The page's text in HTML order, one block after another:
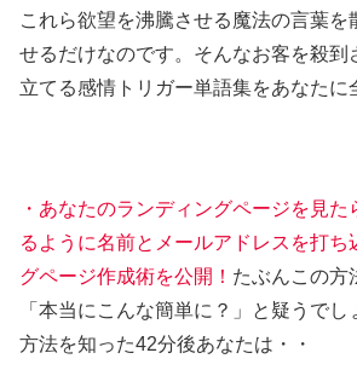
これら欲望を沸騰させる魔法の言葉を
せるだけなのです。そんなお客を殺到
立てる感情トリガー単語集をあなたに
・あなたのランディングページを見
るように名前とメールアドレスを打ち
グページ作成術を公開！ たぶんこの方
「本当にこんな簡単に？」と疑うで
方法を知った42分後あなたは・・